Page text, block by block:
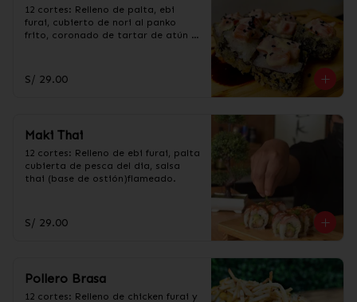
12 cortes: Relleno de palta, ebi
furai, cubierto de nori al panko
frito, coronado de tartar de atún o
S/ 29.00
Maki Thai
12 cortes: Relleno de ebi furai, palta
cubierta de pesca del dia, salsa
thai (base de ostión)flameado.
S/ 29.00
Pollero Brasa
12 cortes: Relleno de chicken furai y